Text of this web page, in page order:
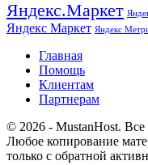
Яндекс.Маркет
Яндекс Маркет Яндекс
Главная
Помощь
Клиентам
Партнерам
© 2026 - MustanHost.
Любое копирование
только с обратной